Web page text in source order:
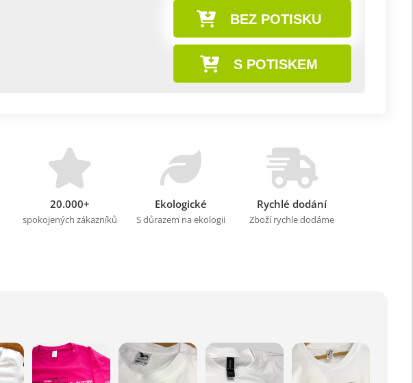
BEZ POTISKU
S POTISKEM
20.000+
spokojených zákazníků
Ekologické
S důrazem na ekologii
Rychlé dodání
Zboží rychle dodáme